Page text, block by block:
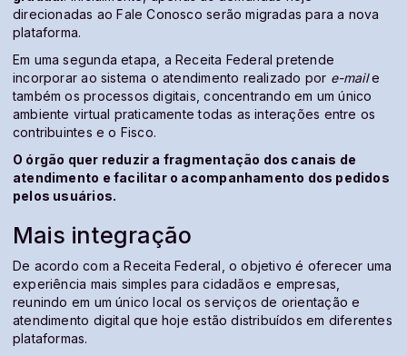
direcionadas ao Fale Conosco serão migradas para a nova
plataforma.
Em uma segunda etapa, a Receita Federal pretende
incorporar ao sistema o atendimento realizado por e-maile
também os processos digitais, concentrando em um único
ambiente virtual praticamente todas as interações entre os
contribuintes e o Fisco.
O órgão quer reduzir a fragmentação dos canais de
atendimento e facilitar o acompanhamento dos pedidos
pelos usuários.
Mais integração
De acordo com a Receita Federal, o objetivo é oferecer uma
experiência mais simples para cidadãos e empresas,
reunindo em um único local os serviços de orientação e
atendimento digital que hoje estão distribuídos em diferentes
plataformas.